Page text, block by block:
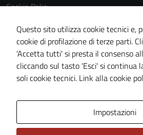
Cookie Policy
Note legali
Dichiarazione di accessibilità
Piano di miglioramento del sito
Certificazione sistema gestione qualità
Questo sito utilizza cookie tecnici e,
cookie di profilazione di terze parti.
'Accetta tutti' si presta il consenso
cliccando sul tasto 'Esci' si continua
soli cookie tecnici. Link alla cookie
Impostazioni